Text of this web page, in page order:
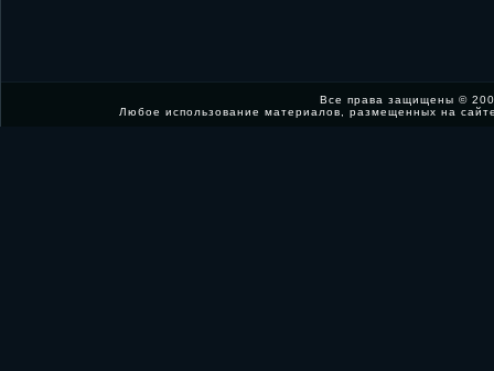
Все права защищены ©
Любое использование материалов, размещенных на